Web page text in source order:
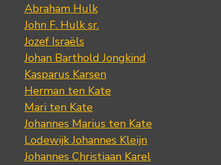
Abraham Hulk
John F. Hulk sr.
Jozef Israëls
Johan Barthold Jongkind
Kasparus Karsen
Herman ten Kate
Mari ten Kate
Johannes Marius ten Kate
Lodewijk Johannes Kleijn
Johannes Christiaan Karel